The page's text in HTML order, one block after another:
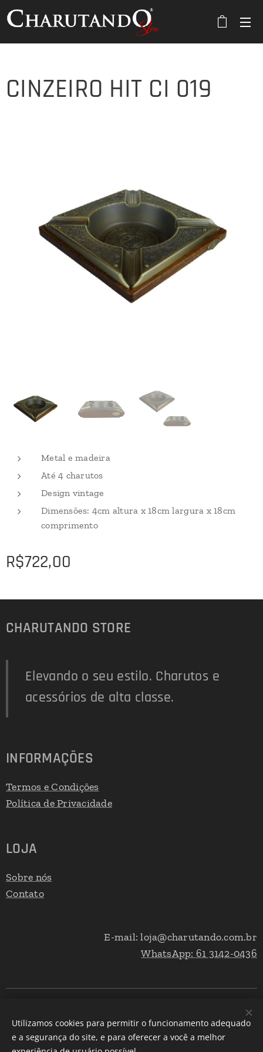
CINZEIRO HIT CI 019
Metal e madeira
Até 4 charutos
Design vintage
Dimensões: 4cm altura x 18cm largura x 18cm
comprimento
R$722,00
CHARUTANDO STORE
Elevando o seu estilo. Charutos e
acessórios de alta classe.
INFORMAÇÕES
Termos e Condições
Política de Privacidade
LOJA
Sobre nós
Contato
E-mail: loja@charutando.com.br
WhatsApp: 61 3142-0436
- Todos os direitos reservados
Cookies
Utilizamos cookies para permitir o funcionamento adequado
e a segurança do site, e para oferecer a você a melhor